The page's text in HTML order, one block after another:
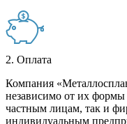
2. Оплата
Компания
независимо от их формы
частным лицам, так и
индивидуальным